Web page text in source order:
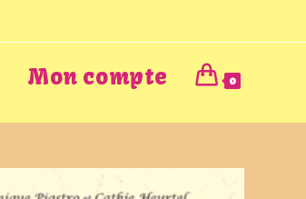
Mon compte 0